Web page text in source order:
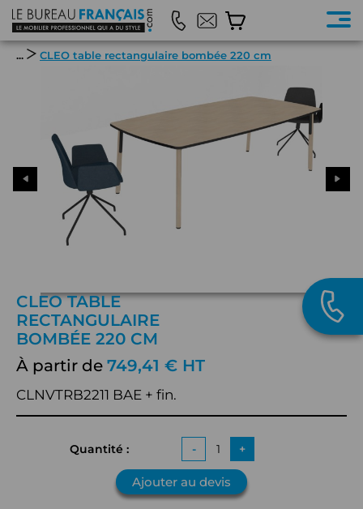
... CLEO table rectangulaire bombée 220 cm
CLEO TABLE
RECTANGULAIRE
BOMBÉE 220 CM
À partir de 749,41 € HT
CLNVTRB2211 BAE + fin.
Quantité : - +
Ajouter au devis